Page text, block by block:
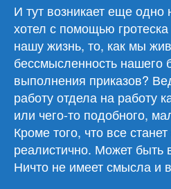
И тут возникает еще
хотел с помощью
нашу жизнь, то, как мы
бессмысленность нашего
выполнения приказов?
работу отдела на работу
или чего-то подобного,
Кроме того, что все
реалистично. Может быть
Ничто не имеет смысла и